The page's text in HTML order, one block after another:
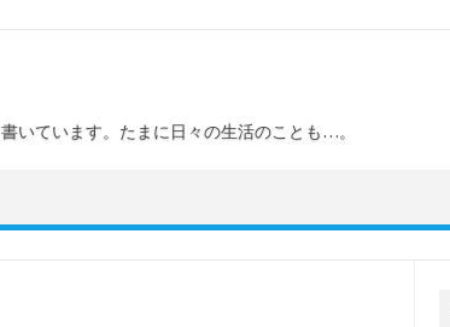
いています。たまに日々の生活のことも…。